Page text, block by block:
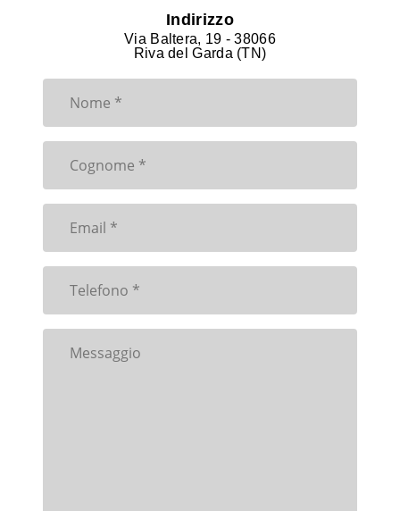
Indirizzo
Via Baltera, 19 - 38066
Riva del Garda (TN)